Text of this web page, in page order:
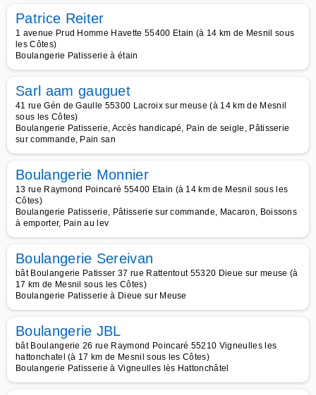
Patrice Reiter
1 avenue Prud Homme Havette 55400 Etain (à 14 km de Mesnil sous
les Côtes)
Boulangerie Patisserie à étain
Sarl aam gauguet
41 rue Gén de Gaulle 55300 Lacroix sur meuse (à 14 km de Mesnil
sous les Côtes)
Boulangerie Patisserie, Accès handicapé, Pain de seigle, Pâtisserie
sur commande, Pain san
Boulangerie Monnier
13 rue Raymond Poincaré 55400 Etain (à 14 km de Mesnil sous les
Côtes)
Boulangerie Patisserie, Pâtisserie sur commande, Macaron, Boissons
à emporter, Pain au lev
Boulangerie Sereivan
bât Boulangerie Patisser 37 rue Rattentout 55320 Dieue sur meuse (à
17 km de Mesnil sous les Côtes)
Boulangerie Patisserie à Dieue sur Meuse
Boulangerie JBL
bât Boulangerie 26 rue Raymond Poincaré 55210 Vigneulles les
hattonchatel (à 17 km de Mesnil sous les Côtes)
Boulangerie Patisserie à Vigneulles lès Hattonchâtel